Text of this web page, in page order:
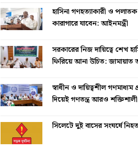
হাসিনা গণহত্যাকারী ও
কারাগারে যাবেন: আইনমন্ত্রী
সরকারের নিজ দায়িত্বে শেখ
ফিরিয়ে আনা উচিত: জামায়াত
স্বাধীন ও দায়িত্বশীল গণমাধ্যম
দিয়েই গণতন্ত্র আরও শক্তিশালী
সিলেটে দুই বাসের সংঘর্ষে